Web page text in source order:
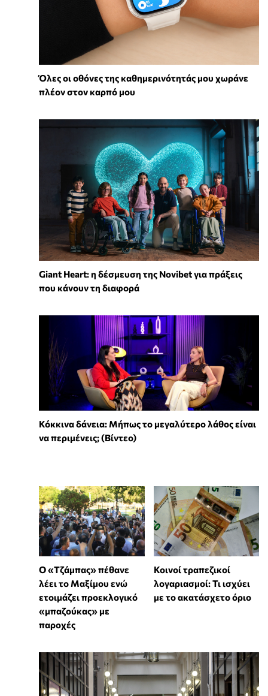
Όλες οι οθόνες της καθημερινότητάς μου χωράνε
πλέον στον καρπό μου
Giant Heart: η δέσμευση της Novibet για πράξεις
που κάνουν τη διαφορά
Κόκκινα δάνεια: Μήπως το μεγαλύτερο λάθος είναι
να περιμένεις; (Βίντεο)
Ο «Τζάμπας» πέθανε
λέει το Μαξίμου ενώ
ετοιμάζει προεκλογικό
«μπαζούκας» με
παροχές
Κοινοί τραπεζικοί
λογαριασμοί: Τι ισχύει
με το ακατάσχετο όριο